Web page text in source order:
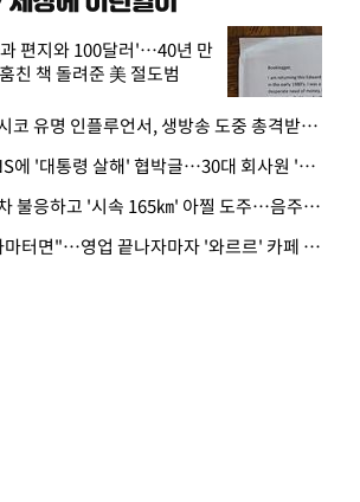
편지와 100달러'…40년 만
친 책 돌려준 美 절도범
· 멕시코 유명 인플루언서, 생방송 도중 총격받아 사망
· SNS에 '대통령 살해' 협박글…30대 회사원 '불구속 송치'
· 정차 불응하고 '시속 165㎞' 아찔 도주…음주운전자 체포
· "하마터면"…영업 끝나자마자 '와르르' 카페 테라스 덮친 대리석 외벽